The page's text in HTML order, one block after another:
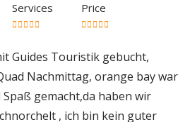
Services Price
Guides Touristik gebucht,
Nachmittag, orange bay war
gemacht,da haben wir
, ich bin kein guter